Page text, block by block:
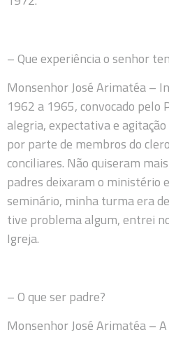
– Que experiência o senhor
Monsenhor José Arimatéa –
1962 a 1965, convocado pelo
alegria, expectativa e
por parte de membros do
conciliares. Não quiseram
padres deixaram o ministério
seminário, minha turma era
tive problema algum, entrei
Igreja.
– O que ser padre?
Monsenhor José Arimatéa –